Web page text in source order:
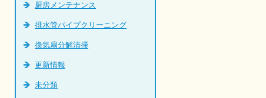
厨房メンテナンス
排水管パイプクリーニング
換気扇分解清掃
更新情報
未分類